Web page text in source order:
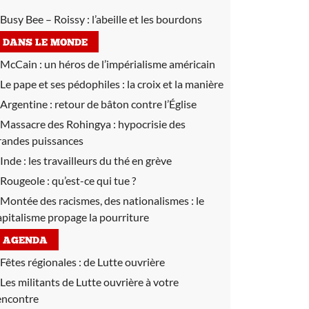
Busy Bee – Roissy : l’abeille et les bourdons
DANS LE MONDE
McCain : un héros de l’impérialisme américain
Le pape et ses pédophiles : la croix et la manière
Argentine : retour de bâton contre l’Église
Massacre des Rohingya : hypocrisie des
puissances
Inde : les travailleurs du thé en grève
Rougeole : qu’est-ce qui tue ?
Montée des racismes, des nationalismes : le
propage la pourriture
AGENDA
Fêtes régionales : de Lutte ouvrière
Les militants de Lutte ouvrière à votre